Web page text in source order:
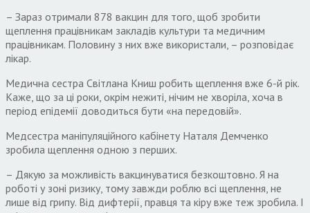
– Зараз отримали 878 вакцин для того, щоб зробити
щеплення працівникам закладів культури та медичним
працівникам. Половину з них вже використали, – розповідає
лікар.
Медична сестра Світлана Книш робить щеплення вже 6-й рік.
Каже, що за ці роки, окрім нежиті, нічим не хворіла, хоча в
період епідемії доводиться бути «на передовій».
Медсестра маніпуляційного кабінету Наталя Демченко
зробила щеплення одною з перших.
– Дякую за можливість вакцинуватися безкоштовно. Я на
роботі у зоні ризику, тому завжди роблю всі щеплення, не
лише від грипу. Від дифтерії, правця та кіру вже теж зробила. І